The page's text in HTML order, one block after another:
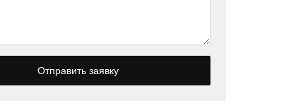
Отправить заявку